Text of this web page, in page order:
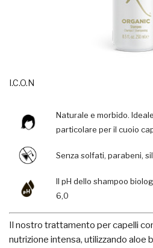
I.C.O.N
Naturale e morbido.
particolare per il cuoio
Senza solfati, parabeni,
Il pH dello shampoo
6,0
Il nostro trattamento per capelli
nutrizione intensa, utilizzando